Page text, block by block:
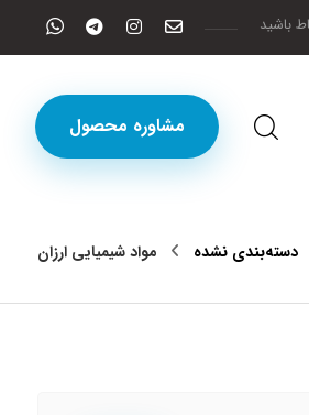
باشید
مشاوره محصول
دسته‌بندی نشده مواد شیمیایی ارزان